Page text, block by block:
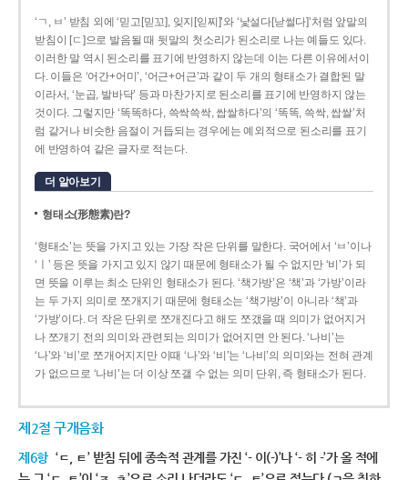
‘ㄱ, ㅂ’ 받침 외에 ‘믿고[믿꼬], 잊지[읻찌]’와 ‘낯설다[낟썰다]’처럼 앞말의
받침이 [ㄷ]으로 발음될 때 뒷말의 첫소리가 된소리로 나는 예들도 있다.
이러한 말 역시 된소리를 표기에 반영하지 않는데 이는 다른 이유에서이
다. 이들은 ‘어간+어미’, ‘어근+어근’과 같이 두 개의 형태소가 결합된 말
이라서, ‘눈곱, 발바닥’ 등과 마찬가지로 된소리를 표기에 반영하지 않는
것이다. 그렇지만 ‘똑똑하다, 쓱싹쓱싹, 쌉쌀하다’의 ‘똑똑, 쓱싹, 쌉쌀’처
럼 같거나 비슷한 음절이 거듭되는 경우에는 예외적으로 된소리를 표기
에 반영하여 같은 글자로 적는다.
더 알아보기
형태소(形態素)란?
‘형태소’는 뜻을 가지고 있는 가장 작은 단위를 말한다. 국어에서 ‘ㅂ’이나
‘ㅣ’ 등은 뜻을 가지고 있지 않기 때문에 형태소가 될 수 없지만 ‘비’가 되
면 뜻을 이루는 최소 단위인 형태소가 된다. ‘책가방’은 ‘책’과 ‘가방’이라
는 두 가지 의미로 쪼개지기 때문에 형태소는 ‘책가방’이 아니라 ‘책’과
‘가방’이다. 더 작은 단위로 쪼개진다고 해도 쪼갰을 때 의미가 없어지거
나 쪼개기 전의 의미와 관련되는 의미가 없어지면 안 된다. ‘나비’는
‘나’와 ‘비’로 쪼개어지지만 이때 ‘나’와 ‘비’는 ‘나비’의 의미와는 전혀 관계
가 없으므로 ‘나비’는 더 이상 쪼갤 수 없는 의미 단위, 즉 형태소가 된다.
제2절 구개음화
제6항 ‘ㄷ, ㅌ’ 받침 뒤에 종속적 관계를 가진 ‘- 이(-)’나 ‘- 히 -’가 올 적에